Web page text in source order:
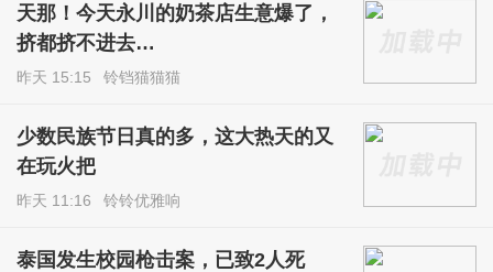
天那！今天永川的奶茶店生意爆了，
挤都挤不进去…
昨天 15:15 铃铛猫猫猫
少数民族节日真的多，这大热天的又
在玩火把
昨天 11:16 铃铃优雅响
泰国发生校园枪击案，已致2人死